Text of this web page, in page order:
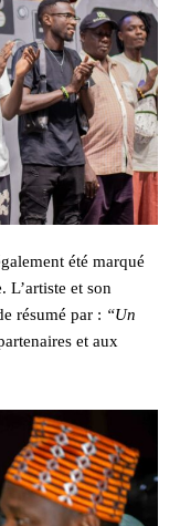
été marqué
L’artiste et son
résumé par : “Un
et aux